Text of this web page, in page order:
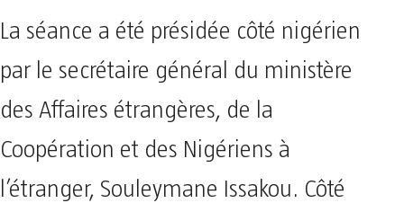
La séance a été présidée côté nigérien
par le secrétaire général du ministère
des Affaires étrangères, de la
Coopération et des Nigériens à
l’étranger, Souleymane Issakou. Côté